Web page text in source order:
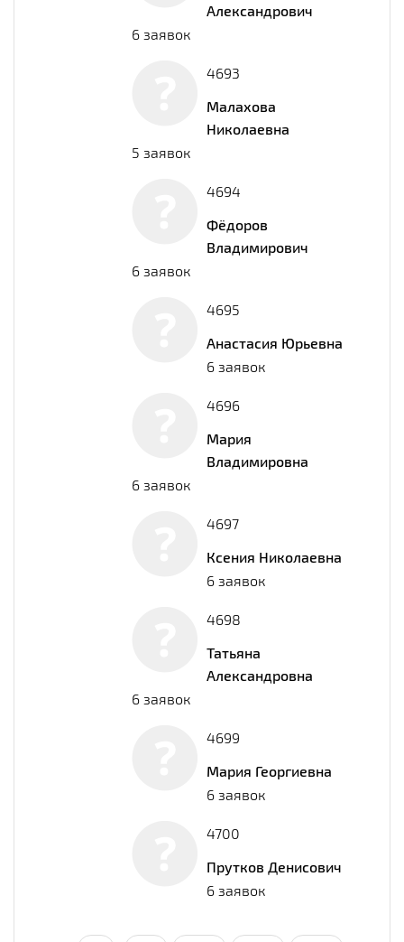
Александрович
6 заявок
4693
Малахова
Николаевна
5 заявок
4694
Фёдоров
Владимирович
6 заявок
4695
Анастасия Юрьевна
6 заявок
4696
Мария
Владимировна
6 заявок
4697
Ксения Николаевна
6 заявок
4698
Татьяна
Александровна
6 заявок
4699
Мария Георгиевна
6 заявок
4700
Прутков Денисович
6 заявок